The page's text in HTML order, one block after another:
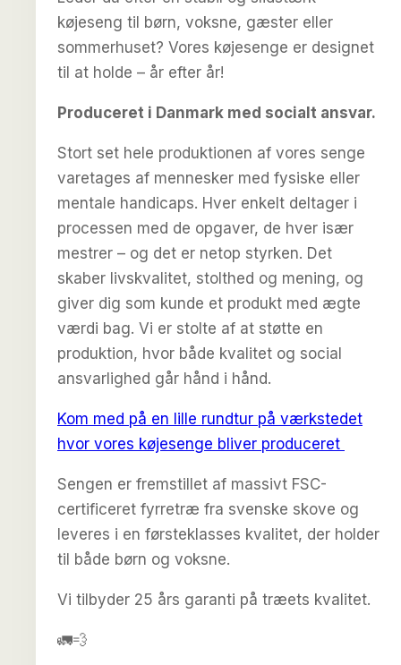
køjeseng til børn, voksne, gæster eller
sommerhuset? Vores køjesenge er designet
til at holde – år efter år!
Produceret i Danmark med socialt ansvar.
Stort set hele produktionen af vores senge
varetages af mennesker med fysiske eller
mentale handicaps. Hver enkelt deltager i
processen med de opgaver, de hver især
mestrer – og det er netop styrken. Det
skaber livskvalitet, stolthed og mening, og
giver dig som kunde et produkt med ægte
værdi bag. Vi er stolte af at støtte en
produktion, hvor både kvalitet og social
ansvarlighed går hånd i hånd.
Kom med på en lille rundtur på værkstedet
hvor vores køjesenge bliver produceret
Sengen er fremstillet af massivt FSC-
certificeret fyrretræ fra svenske skove og
leveres i en førsteklasses kvalitet, der holder
til både børn og voksne.
Vi tilbyder 25 års garanti på træets kvalitet.
🚛💨